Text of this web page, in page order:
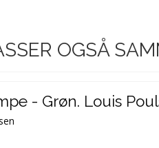
OGSÅ
- Grøn. Louis